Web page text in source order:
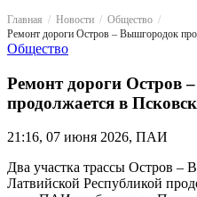
Главная Новости
Общество
Общество
Ремонт дороги Остров
продолжается в
21:16, 07 июня 2026, ПАИ
Два участка трассы Остров –
Латвийской Республикой